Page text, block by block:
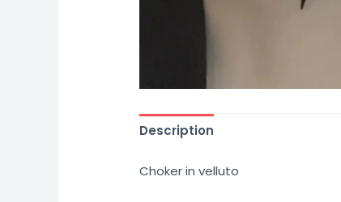
Description
Choker in velluto